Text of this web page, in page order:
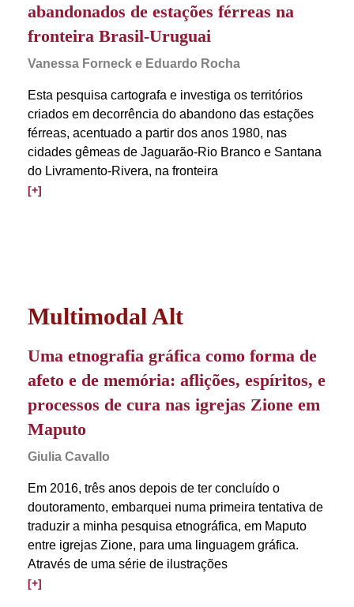
abandonados de estações férreas na
fronteira Brasil-Uruguai
Vanessa Forneck e Eduardo Rocha
Esta pesquisa cartografa e investiga os territórios
criados em decorrência do abandono das estações
férreas, acentuado a partir dos anos 1980, nas
cidades gêmeas de Jaguarão-Rio Branco e Santana
do Livramento-Rivera, na fronteira
[+]
Multimodal Alt
Uma etnografia gráfica como forma de
afeto e de memória: aflições, espíritos, e
processos de cura nas igrejas Zione em
Maputo
Giulia Cavallo
Em 2016, três anos depois de ter concluído o
doutoramento, embarquei numa primeira tentativa de
traduzir a minha pesquisa etnográfica, em Maputo
entre igrejas Zione, para uma linguagem gráfica.
Através de uma série de ilustrações
[+]